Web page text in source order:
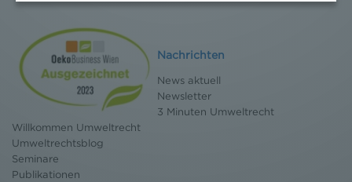
Nachrichten
News aktuell
Newsletter
3 Minuten Umweltrecht
Willkommen Umweltrecht
Umweltrechtsblog
Seminare
Publikationen
werden können. Zudem finden Sie am
Einwilligung widerrufen und Widerspruch ausüben.
Weitere Infomationen finden Sie hier:
Datenschutzerklärung